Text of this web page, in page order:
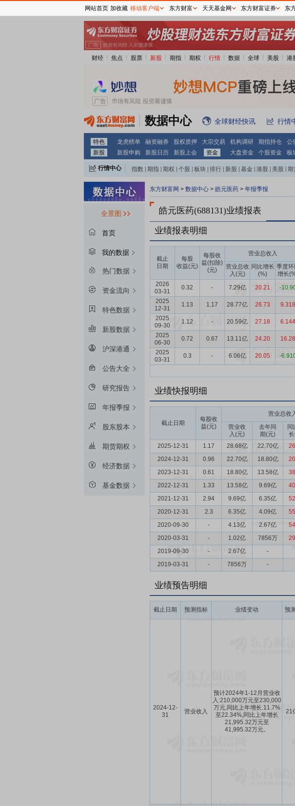
财经 焦点 股票 新股 期指 期权 行情 数据 全球 美股 港
数据中心 全球财经快讯 行情
特色 龙虎榜单 融资融券 股权质押 大宗交易 机构调研 期指持仓 公
新股
新股申购 新股日历 新股上会 资金 大盘资金 个股资金 板
行情中心 指数 期指 期权 个股 板块 排行 新股 基金 港股 美股 期
全景图
首页
我的数据
热门数据
资金流向
特色数据
新股数据
沪深港通
公告大全
研究报告
年报季报
股东股本
期货期权
经济数据
基金数据
东方财富网 > 数据中心 > 皓元医药 > 年报季报
皓元医药(688131)业绩报表
业绩报表明细
截止
日期
每股
收益(元)
每股收
益(扣除)
(元)
营业总收入
营业总收
入(元)
同比增长
(%)
季度环
增长
2026
03-31
0.32 - 7.29亿 20.21 -
2025
12-31
1.13 1.17 28.77亿 26.73 9.318
2025
09-30
1.12 - 20.59亿 27.18 6.144
2025
06-30
0.72 0.67 13.11亿 24.20 16.28
2025
03-31
0.3 - 6.06亿 20.05 -
业绩快报明细
截止日期
每股收
益(元)
营业总收
营业收
入(元)
去年同
期(元)
同
2025-12-31
1.17 28.68亿 22.70亿
2024-12-31
0.96 22.70亿 18.80亿
2023-12-31
0.61 18.80亿 13.58亿
2022-12-31
1.33 13.58亿 9.69亿
2021-12-31
2.94 9.69亿 6.35亿
2020-12-31
2.3 6.35亿 4.09亿
2020-09-30
- 4.13亿 2.67亿
2020-03-31
- 1.02亿 7856万
2019-09-30
- 2.67亿 -
2019-03-31
- 7856万 -
业绩预告明细
截止日期 预测指标 业绩变动 预
2024-12-
31
营业收入
预计2024年1-12月营业收
入:210,000万元至230,000
万元,同比上年增长:11.7%
至22.34%,同比上年增长
21,995.32万元至
41,995.32万元。
21
网站首页 加收藏 移动客户端 东方财富 天天基金网 东方财富证券 东